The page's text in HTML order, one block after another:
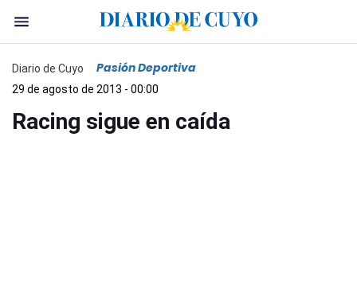
Diario de Cuyo Pasión Deportiva
29 de agosto de 2013 - 00:00
Racing sigue en caída